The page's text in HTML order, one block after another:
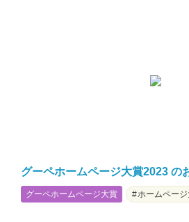
グーペホームページ大賞2023 の
グーペホームページ大賞 ホームペー